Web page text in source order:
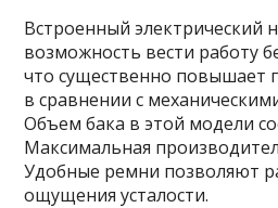
Встроенный электрический
возможность вести работу
что существенно повышает
в сравнении с
Объем бака в этой модели
Максимальная
Удобные ремни позволяют
ощущения усталости.